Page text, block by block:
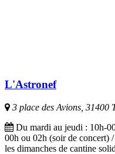
L'Astronef
3 place des Avions, 31400
Du mardi au jeudi : 10h-
00h ou 02h (soir de concert)
les dimanches de cantine